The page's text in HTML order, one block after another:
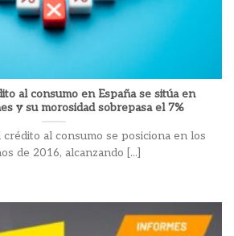
al consumo en España se sitúa en
y su morosidad sobrepasa el 7%
crédito al consumo se posiciona en los
de 2016, alcanzando [...]